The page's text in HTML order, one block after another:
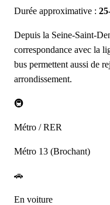
Durée approximative :
Depuis la Seine-Saint-
correspondance avec la
bus permettent aussi de
arrondissement.
🚇
Métro / RER
Métro 13 (Brochant)
🚗
En voiture